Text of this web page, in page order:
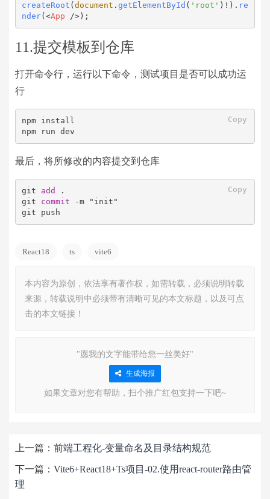
createRoot ( document . getElementById ( 'root' )!). re
nder( <App /> );
11.提交模板到仓库
打开命令行，运行以下命令，测试项目是否可以成功运
行
npm install
npm run dev
Copy
最后，将所修改的内容提交到仓库
git add
.
git commit -m "init"
git push
Copy
React18 ts vite6
本内容为原创，依法享有著作权，如需转载，必须说明转载
来源，转载说明中必须带有清晰可见的本文标题，以及可点
击的本文链接！
"愿我的文字能带给您一丝美好"
生成海报
如果文章对您有帮助，扫个推广红包支持一下吧~
上一篇： 前端工程化-变量命名及目录结构规范
下一篇： Vite6+React18+Ts项目-02.使用react-router路由管
理